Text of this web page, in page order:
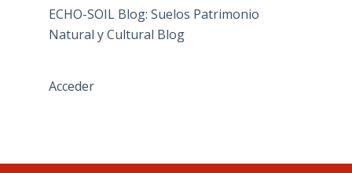
ECHO-SOIL Blog: Suelos Patrimonio
Natural y Cultural Blog
Acceder